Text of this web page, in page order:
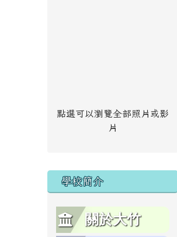
點選可以瀏覽全部照片或影
片
學校簡介
關於大竹